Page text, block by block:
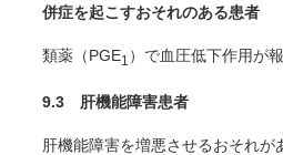
併症を起こすおそれのある患者
類薬（PGE1 ）で血圧低下作用が
9.3 肝機能障害患者
肝機能障害を増悪させるおそれが